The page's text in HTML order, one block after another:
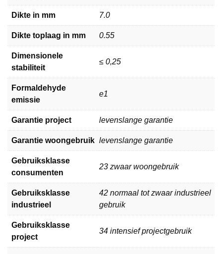
Dikte in mm 7.0
Dikte toplaag in mm 0.55
Dimensionele
stabiliteit
≤ 0,25
Formaldehyde
emissie
e1
Garantie project levenslange garantie
Garantie woongebruik levenslange garantie
Gebruiksklasse
consumenten
23 zwaar woongebruik
Gebruiksklasse
industrieel
42 normaal tot zwaar industrieel
gebruik
Gebruiksklasse
project
34 intensief projectgebruik